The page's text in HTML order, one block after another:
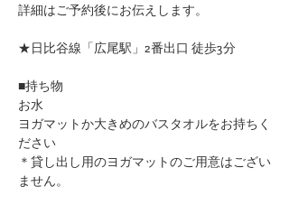
詳細はご予約後にお伝えします。
★日比谷線「広尾駅」2番出口 徒歩3分
■持ち物
お水
ヨガマットか大きめのバスタオルをお持ちく
ださい
＊貸し出し用のヨガマットのご用意はござい
ません。